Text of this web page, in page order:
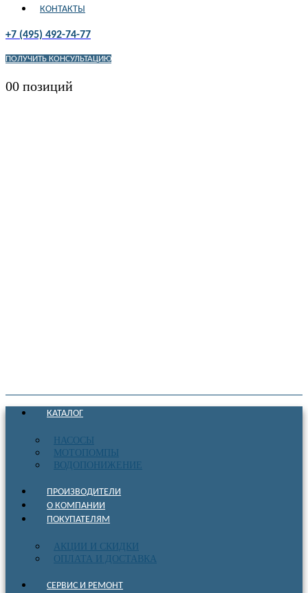
КОНТАКТЫ
+7 (495) 492-74-77
ПОЛУЧИТЬ КОНСУЛЬТАЦИЮ
00 позиций
КАТАЛОГ
НАСОСЫ
МОТОПОМПЫ
ВОДОПОНИЖЕНИЕ
ПРОИЗВОДИТЕЛИ
О КОМПАНИИ
ПОКУПАТЕЛЯМ
АКЦИИ И СКИДКИ
ОПЛАТА И ДОСТАВКА
СЕРВИС И РЕМОНТ